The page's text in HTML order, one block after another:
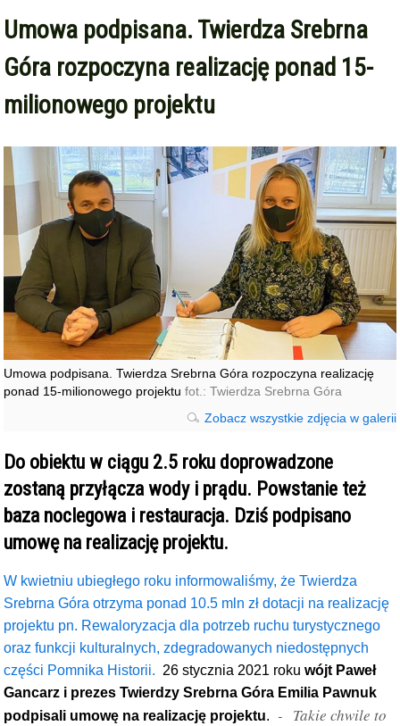
Umowa podpisana. Twierdza Srebrna
Góra rozpoczyna realizację ponad 15-
milionowego projektu
Umowa podpisana. Twierdza Srebrna Góra rozpoczyna realizację
ponad 15-milionowego projektu fot.: Twierdza Srebrna Góra
Zobacz wszystkie zdjęcia w galerii
Do obiektu w ciągu 2.5 roku doprowadzone
zostaną przyłącza wody i prądu. Powstanie też
baza noclegowa i restauracja. Dziś podpisano
umowę na realizację projektu.
W kwietniu ubiegłego roku informowaliśmy, że Twierdza
Srebrna Góra otrzyma ponad 10.5 mln zł dotacji na realizację
projektu pn. Rewaloryzacja dla potrzeb ruchu turystycznego
oraz funkcji kulturalnych, zdegradowanych niedostępnych
części Pomnika Historii. 26 stycznia 2021 rokuwójt Paweł
Gancarz i prezes Twierdzy Srebrna Góra Emilia Pawnuk
podpisali umowę na realizację projektu. - Takie chwile to